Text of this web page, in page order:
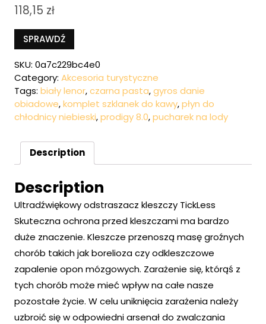
118,15 zł
SPRAWDŹ
SKU: 0a7c229bc4e0
Category: Akcesoria turystyczne
Tags: biały lenor,czarna pasta,gyros danie
obiadowe,komplet szklanek do kawy,płyn do
chłodnicy niebieski,prodigy 8.0,pucharek na lody
Description
Description
Ultradźwiękowy odstraszacz kleszczy TickLess
Skuteczna ochrona przed kleszczami ma bardzo
duże znaczenie. Kleszcze przenoszą masę groźnych
chorób takich jak borelioza czy odkleszczowe
zapalenie opon mózgowych. Zarażenie się, którąś z
tych chorób może mieć wpływ na całe nasze
pozostałe życie. W celu uniknięcia zarażenia należy
uzbroić się w odpowiedni arsenał do zwalczania